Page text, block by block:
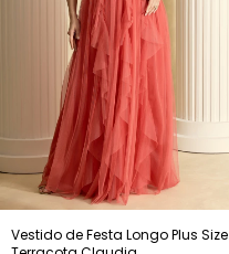
Vestido de Festa Longo Plus Size